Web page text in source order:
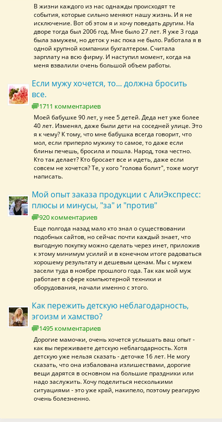
В жизни каждого из нас однажды происходят те
события, которые сильно меняют нашу жизнь. И я не
исключение. Вот об этом я и хочу поведать другим. На
дворе тогда был 2006 год. Мне было 27 лет. Я уже 3 года
была замужем, но деток у нас пока не было. Работала я в
одной крупной компании бухгалтером. Считала
зарплату на всю фирму. И наступил момент, когда на
меня взвалили очень большой объем работы.
Если мужу хочется, то... должна бросить
все.
1711 комментариев
Моей бабушке 90 лет, у нее 5 детей. Деда нет уже более
40 лет. Изменял, даже были дети на соседней улице. Это
я к чему? К тому, что мне бабушка всегда говорит, что
мол, если приперло мужику то самое, то даже если
блины печешь, бросила и пошла. Народ, тока честно.
Кто так делает? Кто бросает все и идеть, даже если
совсем не хочется? Те, у кого "голова болит", тоже могут
написать.
Мой опыт заказа продукции с АлиЭкспресс:
плюсы и минусы, "за" и "против"
920 комментариев
Еще полгода назад мало кто знал о существовании
подобных сайтов, но сейчас почти каждый знает, что
выгодную покупку можно сделать через инет, приложив
к этому минимум усилий и в конечном итоге радоваться
хорошему результату и дешевым ценам. Мы с мужем
засели туда в ноябре прошлого года. Так как мой муж
работает в сфере компьютерной техники и
оборудования, начали именно с этого.
Как пережить детскую неблагодарность,
эгоизм и хамство?
1495 комментариев
Дорогие мамочки, очень хочется услышать ваш опыт -
как вы переживаете детскую неблагодарность. Хотя
детскую уже нельзя сказать - деточке 16 лет. Не могу
сказать, что она избалована излишествами, дорогие
вещи дарятся в основном на большие праздники или
надо заслужить. Хочу поделиться несколькими
ситуациями - это уже край, накипело, поэтому реагирую
очень болезненно.